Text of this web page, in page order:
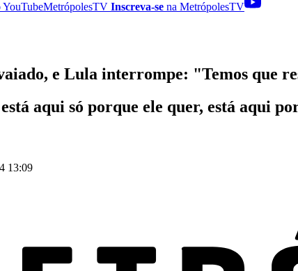
YouTubeMetrópolesTV Inscreva-se na MetrópolesTV
e Lula interrompe: "Temos que
aqui só porque ele quer, está aqui
13:09